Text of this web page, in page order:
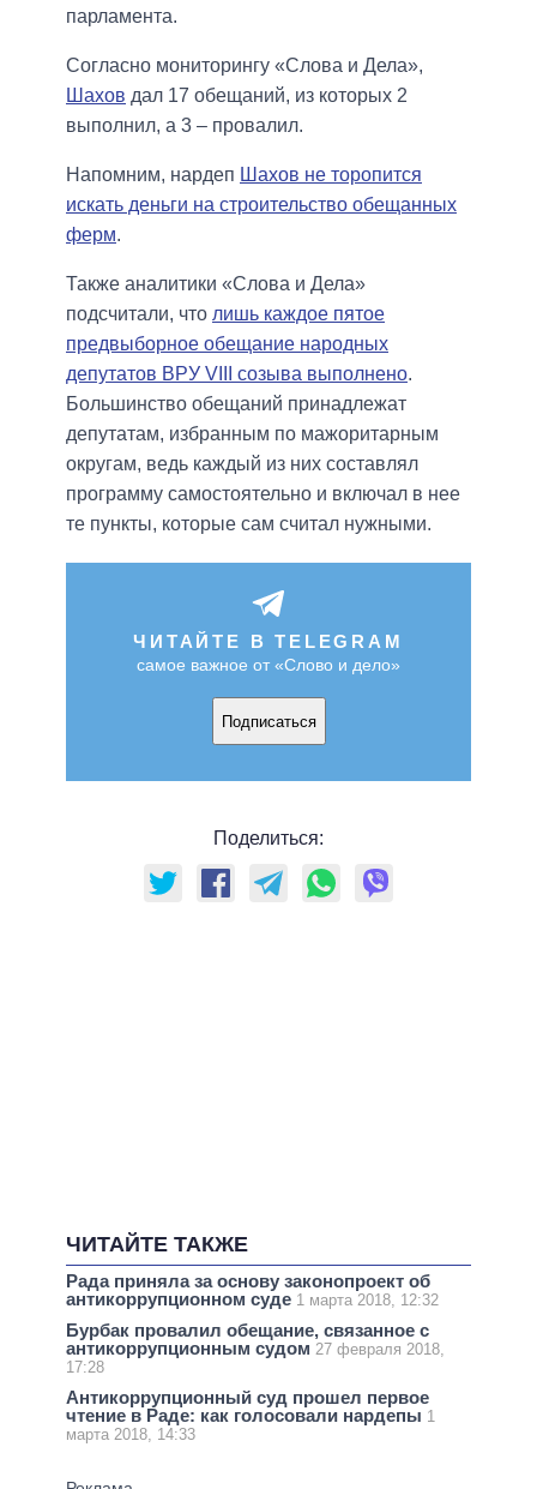
парламента.
Согласно мониторингу «Слова и Дела»,
Шахов дал 17 обещаний, из которых 2
выполнил, а 3 – провалил.
Напомним, нардеп Шахов не торопится
искать деньги на строительство обещанных
ферм.
Также аналитики «Слова и Дела»
подсчитали, что лишь каждое пятое
предвыборное обещание народных
депутатов ВРУ VIII созыва выполнено.
Большинство обещаний принадлежат
депутатам, избранным по мажоритарным
округам, ведь каждый из них составлял
программу самостоятельно и включал в нее
те пункты, которые сам считал нужными.
ЧИТАЙТЕ В TELEGRAM
самое важное от «Слово и дело»
Подписаться
Поделиться:
ЧИТАЙТЕ ТАКЖЕ
Рада приняла за основу законопроект об
антикоррупционном суде 1 марта 2018, 12:32
Бурбак провалил обещание, связанное с
антикоррупционным судом 27 февраля 2018,
17:28
Антикоррупционный суд прошел первое
чтение в Раде: как голосовали нардепы 1
марта 2018, 14:33